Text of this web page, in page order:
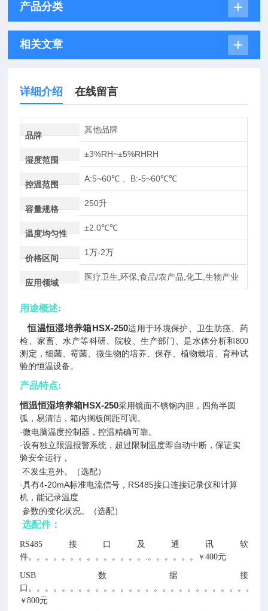
产品分类
相关文章
详细介绍 在线留言
品牌
其他品牌
湿度范围
±3%RH~±5%RHRH
控温范围
A:5~60℃ 、B:-5~60℃℃
容量规格
250升
温度均匀性
±2.0℃℃
价格区间
1万-2万
应用领域
医疗卫生,环保,食品/农产品,化工,生物产业
用途概述:
恒温恒湿培养箱HSX-250适用于环境保护、卫生防痉、药
检、家畜、水产等科研、院校、生产部门、是水体分析和800
测定，细菌、霉菌、微生物的培养、保存、植物栽培、育种试
验的恒温设备。
产品特点:
恒温恒湿培养箱HSX-250采用镜面不锈钢内胆，四角半圆
弧，易清洁，箱内搁板间距可调。
·微电脑温度控制器，控温精确可靠。
·设有独立限温报警系统，超过限制温度即自动中断，保证实
验安全运行，
不发生意外。（选配）
·具有4-20mA标准电流信号，RS485接口连接记录仪和计算
机，能记录温度
参数的变化状况。（选配）
选配件：
RS485接口及通讯软
件。。。。。。。。。。。。。。.。。。。。。
￥400元
USB数据接
口。。。。。。。。。。。。。。。。。。。。。。。。。。。。
￥800元